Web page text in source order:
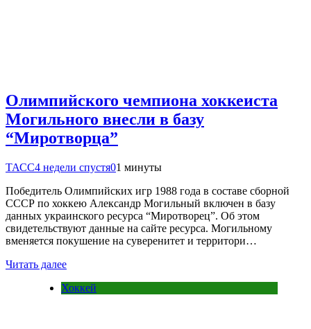
Олимпийского чемпиона хоккеиста
Могильного внесли в базу
“Миротворца”
ТАСС4 недели спустя01 минуты
Победитель Олимпийских игр 1988 года в составе сборной
СССР по хоккею Александр Могильный включен в базу
данных украинского ресурса “Миротворец”. Об этом
свидетельствуют данные на сайте ресурса. Могильному
вменяется покушение на суверенитет и территори…
Читать далее
Хоккей